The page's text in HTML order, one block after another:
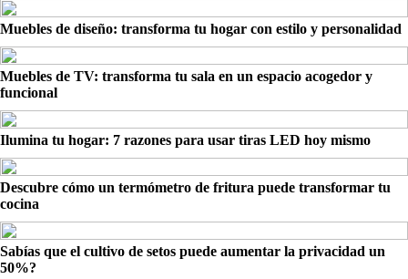
Muebles de diseño: transforma tu hogar con estilo y personalidad
Muebles de TV: transforma tu sala en un espacio acogedor y
funcional
Ilumina tu hogar: 7 razones para usar tiras LED hoy mismo
Descubre cómo un termómetro de fritura puede transformar tu
cocina
Sabías que el cultivo de setos puede aumentar la privacidad un
50%?